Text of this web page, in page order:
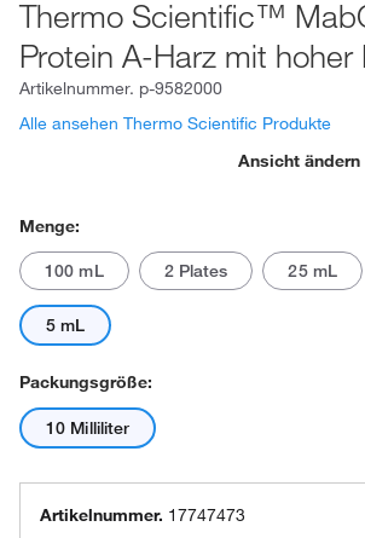
Thermo Scientific™
Protein A-Harz mit hoher
Artikelnummer. p-9582000
Alle ansehen Thermo Scientific Produkte
Ansicht ändern
Menge:
100 mL 2 Plates 25 mL
5 mL
Packungsgröße:
10 Milliliter
Artikelnummer. 17747473